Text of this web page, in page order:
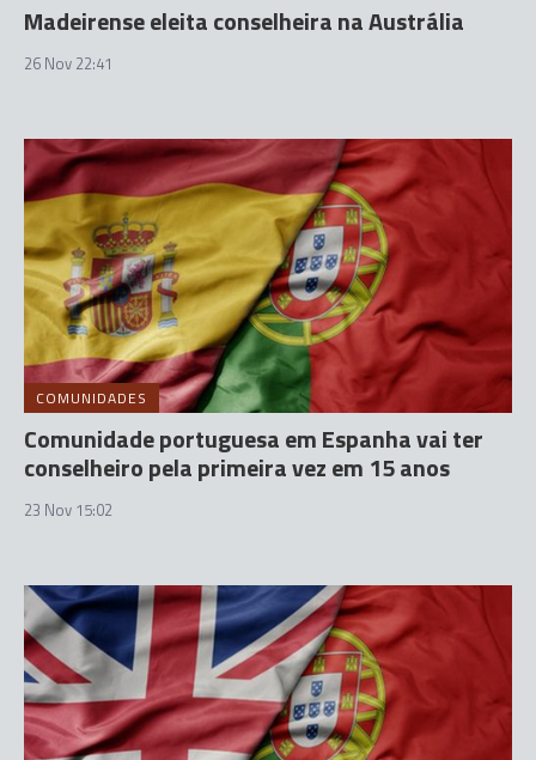
Madeirense eleita conselheira na Austrália
26 Nov 22:41
COMUNIDADES
Comunidade portuguesa em Espanha vai ter
conselheiro pela primeira vez em 15 anos
23 Nov 15:02